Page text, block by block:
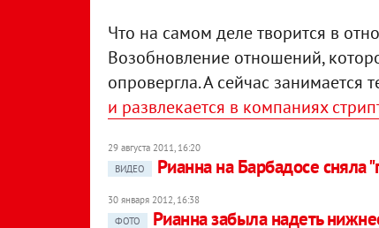
Что на самом деле творится в
Возобновление отношений,
опровергла. А сейчас занимается
и развлекается в компаниях
29 августа 2011, 16:20
ВИДЕО
Рианна на Барбадосе сняла
30 января 2012, 16:38
ФОТО
Рианна забыла надеть